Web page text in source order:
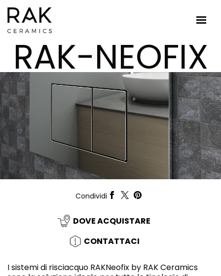
RAK-NEOFIX
Condividi
DOVE ACQUISTARE
CONTATTACI
I sistemi di risciacquo RAKNeofix by RAK Ceramics